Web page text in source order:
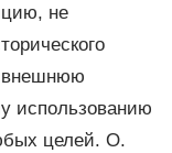
не
внешнюю
использованию
целей. О.